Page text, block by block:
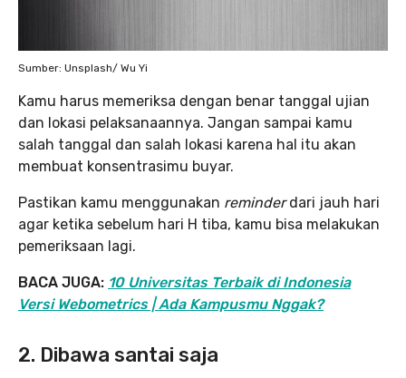
Sumber: Unsplash/ Wu Yi
Kamu harus memeriksa dengan benar tanggal ujian
dan lokasi pelaksanaannya. Jangan sampai kamu
salah tanggal dan salah lokasi karena hal itu akan
membuat konsentrasimu buyar.
Pastikan kamu menggunakan reminderdari jauh hari
agar ketika sebelum hari H tiba, kamu bisa melakukan
pemeriksaan lagi.
BACA JUGA: 10 Universitas Terbaik di Indonesia
Versi Webometrics | Ada Kampusmu Nggak?
2. Dibawa santai saja